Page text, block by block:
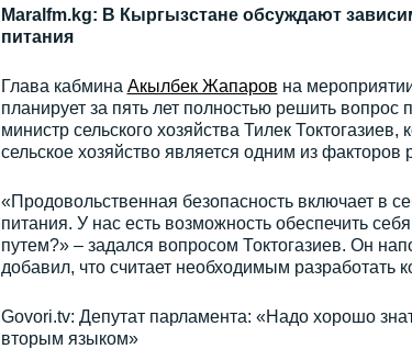
Maralfm.kg: В Кыргызстане обсуждают
питания
Глава кабмина Акылбек Жапаров на
планирует за пять лет полностью решить
министр сельского хозяйства Тилек
сельское хозяйство является одним из факторов
«Продовольственная безопасность включает в
питания. У нас есть возможность обеспечить
путем?» – задался вопросом Токтогазиев. Он
добавил, что считает необходимым разработать
Govori.tv: Депутат парламента: «Надо хорошо
вторым языком»